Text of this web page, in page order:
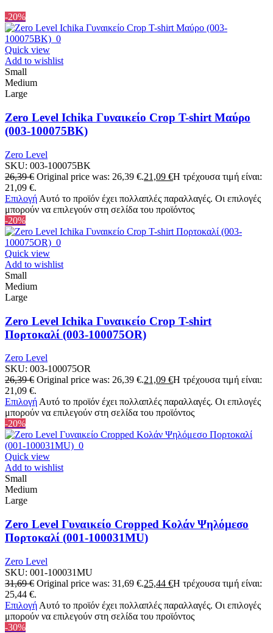
-20%
Quick view
Add to wishlist
Small
Medium
Large
Zero Level Ichika Γυναικείο Crop T-shirt Μαύρο
(003-100075BK)
Zero Level
SKU: 003-100075BK
26,39€ Original price was: 26,39 €.21,09 €Η τρέχουσα τιμή είναι:
21,09 €.
Επιλογή Αυτό το προϊόν έχει πολλαπλές παραλλαγές. Οι επιλογές
μπορούν να επιλεγούν στη σελίδα του προϊόντος
-20%
Quick view
Add to wishlist
Small
Medium
Large
Zero Level Ichika Γυναικείο Crop T-shirt
Πορτοκαλί (003-100075OR)
Zero Level
SKU: 003-100075OR
26,39€ Original price was: 26,39 €.21,09 €Η τρέχουσα τιμή είναι:
21,09 €.
Επιλογή Αυτό το προϊόν έχει πολλαπλές παραλλαγές. Οι επιλογές
μπορούν να επιλεγούν στη σελίδα του προϊόντος
-20%
Quick view
Add to wishlist
Small
Medium
Large
Zero Level Γυναικείο Cropped Κολάν Ψηλόμεσο
Πορτοκαλί (001-100031MU)
Zero Level
SKU: 001-100031MU
31,69€ Original price was: 31,69 €.25,44 €Η τρέχουσα τιμή είναι:
25,44 €.
Επιλογή Αυτό το προϊόν έχει πολλαπλές παραλλαγές. Οι επιλογές
μπορούν να επιλεγούν στη σελίδα του προϊόντος
-30%